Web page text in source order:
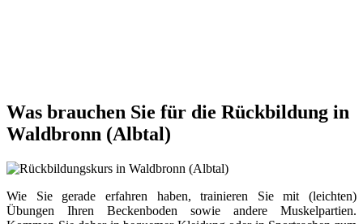
Was brauchen Sie für die Rückbildung in
Waldbronn (Albtal)
Wie Sie gerade erfahren haben, trainieren Sie mit (leichten)
Übungen Ihren Beckenboden sowie andere Muskelpartien.